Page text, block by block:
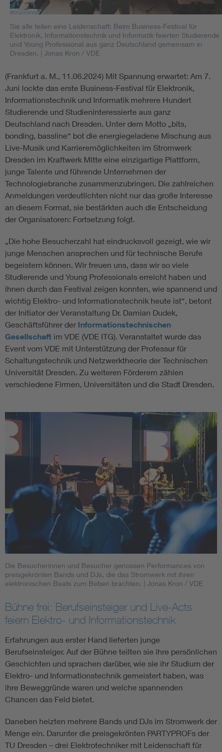
Sie alle teilen eine Leidenschaft: Beim Business-Festival für
Elektronik, Informationstechnik und Informatik feierten Studierende
und Young Professional aus ganz Deutschland gemeinsam in
Dresden. | Jonas Kron / VDE
(Frankfurt a. M., 11.06.2024) Mit Spannung erwartet: Am 7.
Juni lockte das erste Business-Festival für Elektronik,
Informationstechnik und Informatik mehrere Hundert
Studierende und Studieninteressierte aus ganz
Deutschland nach Dresden. Unter dem Motto „bits,
bonding, bassline“ bot die energiegeladene Mischung aus
Live-Musik und Karrieremöglichkeiten im Stromwerk
Dresden im Kraftwerk Mitte eine einzigartige Plattform,
junge Talente und führende Unternehmen der
Technologiebranche zusammenzubringen. Die zahlreichen
Anmeldungen verdeutlichten nicht nur das große Interesse
an diesem Format, sie bestärkten auch die Entscheidung
der Organisatoren: Fortsetzung folgt.
„Die hohe Besucherzahl hat eindrucksvoll gezeigt, wie wir
junge Menschen ansprechen und für technische Berufe
begeistern können. Wir freuen uns, dass wir so viele
Studierende und Young Professionals erreicht haben und
ihnen durch das Festival zeigen konnten, wie spannend und
wichtig Elektro- und Informationstechnik heute ist“, betont
der Initiator der Veranstaltung Dr. Damian Dudek,
Geschäftsführer der Informationstechnischen
Gesellschaft im VDE (VDE ITG). Veranstaltet wurde das
Event vom VDE mit Unterstützung der Professur für
Schaltungstechnik und Netzwerktheorie der Technischen
Universität Dresden. Zu weiteren Förderern zählen
verschiedene Firmen, Universitäten und die Stadt Dresden.
Die Besucherinnen und Besucher genossen Performances von
preisgekrönten Bands und DJs, die das Stromwerk mit ihren
elektronischen Beats zum Beben brachten. | Jonas Kron / VDE
Bühne frei: Berufseinsteiger und Live-Acts
feiern Elektro- und Informationstechnik
Erfahrungen aus erster Hand lieferten junge
Berufseinsteiger. Auf der Bühne teilten sie ihre persönlichen
Geschichten und sprachen darüber, wie sie ihr Studium der
Elektro- und Informationstechnik gemeistert haben, was
ihre Beweggründe waren und welche spannenden
Chancen das Feld bietet.
Daneben heizten mehrere Bands und DJs im Stromwerk der
Menge ein. Darunter die preisgekrönten PARTYPROFs der
TU Dresden – drei Elektrotechniker mit Leidenschaft für